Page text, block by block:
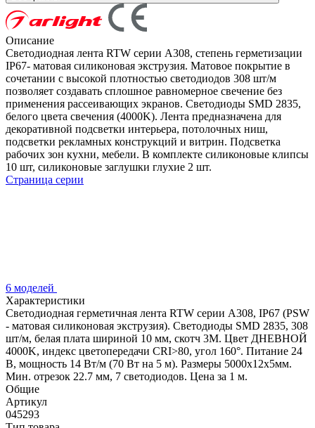
Описание
Светодиодная лента RTW серии A308, степень герметизации
IP67- матовая силиконовая экструзия. Матовое покрытие в
сочетании с высокой плотностью светодиодов 308 шт/м
позволяет создавать сплошное равномерное свечение без
применения рассеивающих экранов. Светодиоды SMD 2835,
белого цвета свечения (4000K). Лента предназначена для
декоративной подсветки интерьера, потолочных ниш,
подсветки рекламных конструкций и витрин. Подсветка
рабочих зон кухни, мебели. В комплекте силиконовые клипсы
10 шт, силиконовые заглушки глухие 2 шт.
Страница серии
6 моделей
Характеристики
Светодиодная герметичная лента RTW серии A308, IP67 (PSW
- матовая силиконовая экструзия). Светодиоды SMD 2835, 308
шт/м, белая плата шириной 10 мм, скотч 3M. Цвет ДНЕВНОЙ
4000K, индекс цветопередачи CRI>80, угол 160°. Питание 24
В, мощность 14 Вт/м (70 Вт на 5 м). Размеры 5000x12x5мм.
Мин. отрезок 22.7 мм, 7 светодиодов. Цена за 1 м.
Общие
Артикул
045293